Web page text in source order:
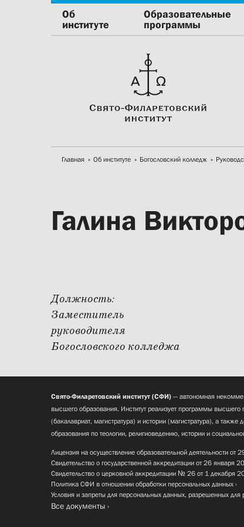
Об
институте
Образовательные
программы
Главная Об институте Богословский колледж
Галина
Должность:
Заместитель
руководителя
Богословского колледжа
Свято-Филаретовский институт (СФИ) — автономная
высшего образования. Институт реализует программы высшего
(бакалавриат, магистратура) и истории (магистратура), а также
образования по теологии, религиоведению, истории и
Лицензия на осуществление образовательной деятельности от
Свидетельство о государственной аккредитации от 26 января
Свидетельство о церковной аккредитации № 26 от 1 декабря
Политика СФИ в отношении обработки персональных данных
Условия и запреты для персональных данных, разрешенных для
Все документы